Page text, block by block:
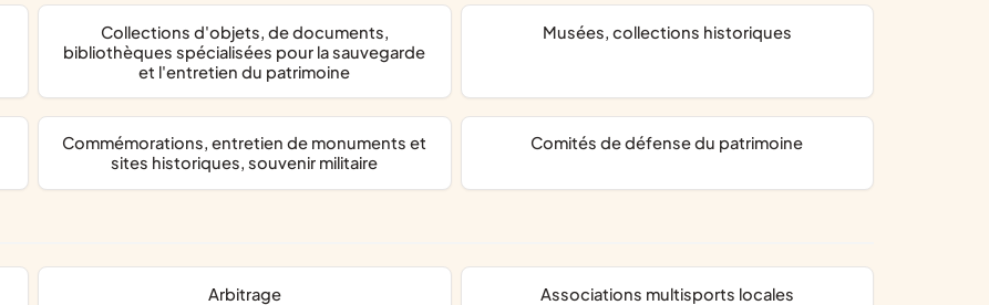
collections d'objets, de documents,
bibliothèques spécialisées pour la sauvegarde
et l'entretien du patrimoine
musées, collections historiques
commémorations, entretien de monuments et
sites historiques, souvenir militaire
comités de défense du patrimoine
arbitrage associations multisports locales